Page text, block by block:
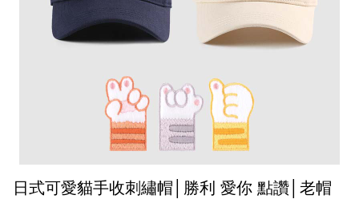
日式可愛貓手收刺繡帽│勝利 愛你 點讚│老帽